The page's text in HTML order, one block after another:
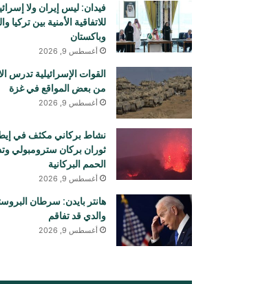
فيدان: ليس إيران ولا
للاتفاقية الأمنية بين تركيا
وباكستان
أغسطس 9, 2026
القوات الإسرائيلية تدرس
من بعض المواقع في غزة
أغسطس 9, 2026
نشاط بركاني مكثف في
ثوران بركان سترومبولي
الحمم البركانية
أغسطس 9, 2026
هانتر بايدن: سرطان
والدي قد تفاقم
أغسطس 9, 2026